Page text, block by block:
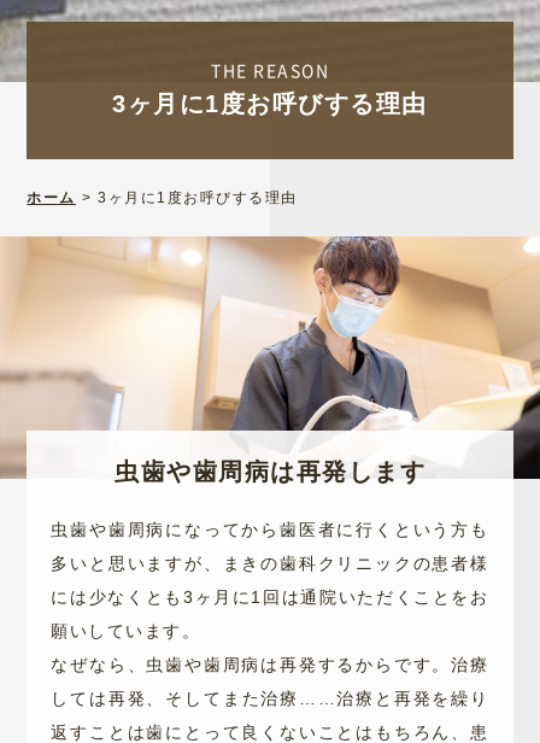
THE REASON
3ヶ月に1度お呼びする理由
ホーム > 3ヶ月に1度お呼びする理由
虫歯や歯周病は再発します
虫歯や歯周病になってから歯医者に行くという方も
多いと思いますが、まきの歯科クリニックの患者様
には少なくとも3ヶ月に1回は通院いただくことをお
願いしています。
なぜなら、虫歯や歯周病は再発するからです。治療
しては再発、そしてまた治療……治療と再発を繰り
返すことは歯にとって良くないことはもちろん、患